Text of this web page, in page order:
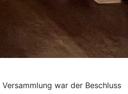
war der Beschluss